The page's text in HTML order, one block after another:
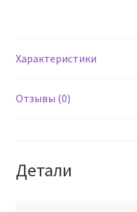
Характеристики
Отзывы (0)
Детали